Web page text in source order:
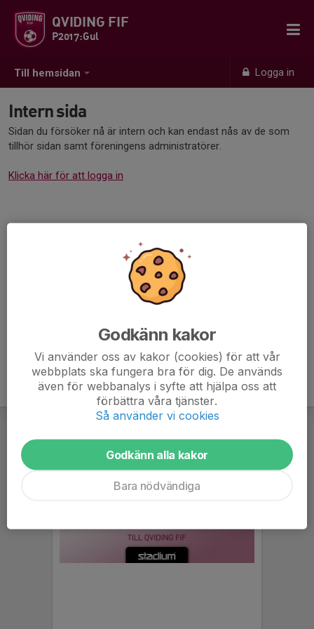
Till hemsidan Logga in
QVIDING FIF
P2017:Gul
Intern sida
Sidan du försöker nå är intern och kan endast nås av de som
tillhör sidan samt föreningens administratörer.
Klicka här för att logga in
Godkänn kakor
Vi använder oss av kakor (cookies) för att vår
webbplats ska fungera bra för dig. De används
även för webbanalys i syfte att hjälpa oss att
förbättra våra tjänster.
Så använder vi cookies
Godkänn alla kakor
Bara nödvändiga